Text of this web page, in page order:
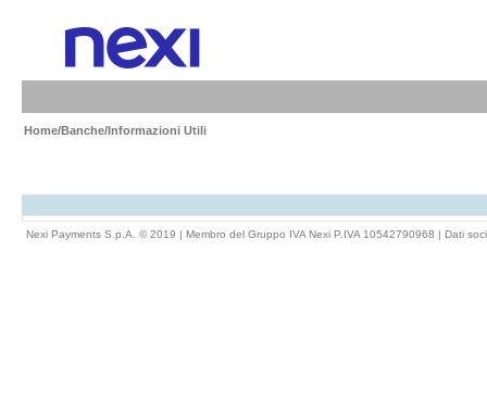
Home/Banche/Informazioni Utili
Nexi Payments S.p.A. © 2019 | Membro del Gruppo IVA Nexi P.IVA 10542790968 | Dati